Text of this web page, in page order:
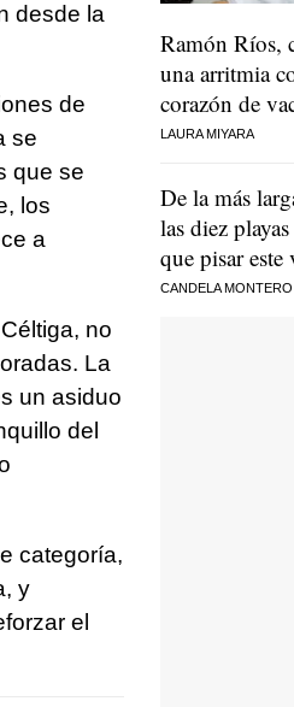
desde la
de
se
que se
los
a
no
La
un asiduo
del
categoría,
y
el
Ramón Ríos,
una arritmia
corazón de
LAURA MIYARA
De la más
las diez
que pisar este
CANDELA